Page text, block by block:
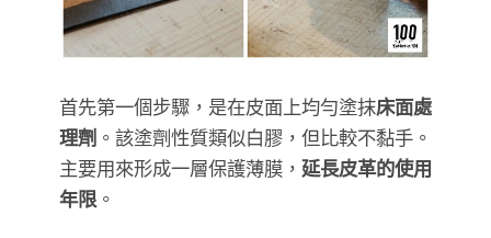
首先第一個步驟，是在皮面上均勻塗抹床面處
理劑 。該塗劑性質類似白膠，但比較不黏手。
主要用來形成一層保護薄膜， 延長皮革的使用
年限 。